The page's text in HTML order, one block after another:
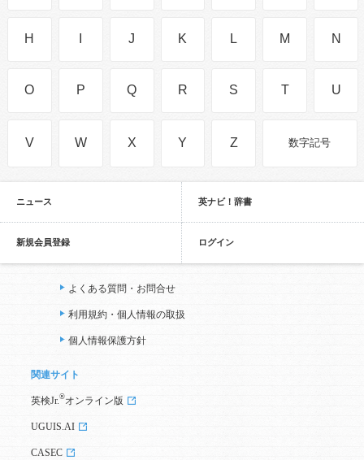
H J K L M N
O P Q R S T U
V W X Y Z 数字記号
ニュース 英ナビ！辞書
新規会員登録 ログイン
よくある質問・お問合せ
利用規約・個人情報の取扱
個人情報保護方針
関連サイト
英検Jr. ®オンライン版
UGUIS.AI
CASEC